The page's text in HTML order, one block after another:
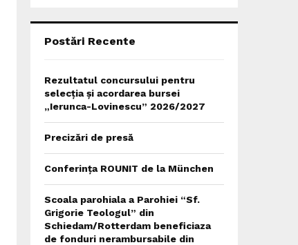
Postări Recente
Rezultatul concursului pentru
selecția și acordarea bursei
„Ierunca-Lovinescu” 2026/2027
Precizări de presă
Conferința ROUNIT de la München
Scoala parohiala a Parohiei “Sf.
Grigorie Teologul” din
Schiedam/Rotterdam beneficiaza
de fonduri nerambursabile din